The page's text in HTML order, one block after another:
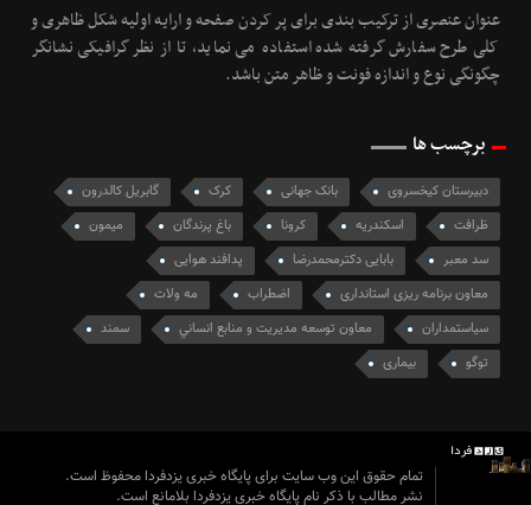
عنوان عنصری از ترکیب بندی برای پر کردن صفحه و ارایه اولیه شکل ظاهری و
کلی طرح سفارش گرفته شده استفاده می نماید، تا از نظر گرافیکی نشانگر
چگونگی نوع و اندازه فونت و ظاهر متن باشد.
برچسب ها
دبیرستان کیخسروی بانک جهانی کرک
گابریل کالدرون
ظرافت
اسکندریه کرونا باغ پرندگان
میمون
سد معبر
بابایی دکترمحمدرضا
پدافند هوایی
معاون برنامه ریزی استانداری
اضطراب
مه ولات
سیاستمداران
معاون توسعه مديريت و منابع انساني
سمند
توگو
بیماری
تمام حقوق این وب سایت برای پایگاه خبری یزدفردا محفوظ است.
نشر مطالب با ذکر نام پایگاه خبری یزدفردا بلامانع است.